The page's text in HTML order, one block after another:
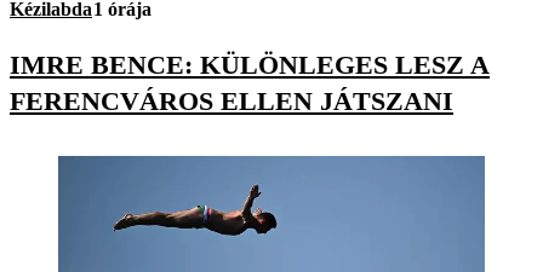
Kézilabda1 órája
IMRE BENCE: KÜLÖNLEGES LESZ A
FERENCVÁROS ELLEN JÁTSZANI